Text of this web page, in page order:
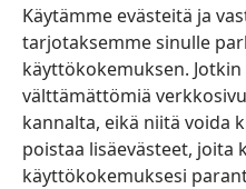
Käytämme evästeitä ja
tarjotaksemme sinulle
käyttökokemuksen.
välttämättömiä
kannalta, eikä niitä voida
poistaa lisäevästeet, joita
käyttökokemuksesi
(avaa
uuden
ikkunan)Vartiotornin
(avaa
uuden
ikkunan)JW Hub
(avaa
uuden
ikkunan)
®